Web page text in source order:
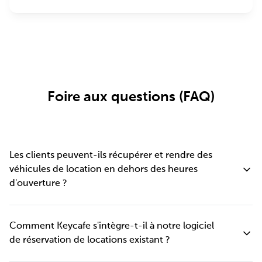
Foire aux questions (FAQ)
Les clients peuvent-ils récupérer et rendre des
véhicules de location en dehors des heures
d'ouverture ?
fois la réservation confirmée, le client reçoit un code d'accès
unique ou peut utiliser l'application Keycafe pour récupérer sa clé
Comment Keycafe s'intègre-t-il à notre logiciel
de réservation de locations existant ?